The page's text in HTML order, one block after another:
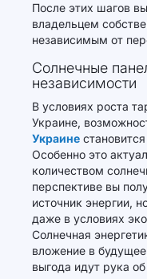
После этих шагов
владельцем
независимым от
Солнечные
независимости
В условиях роста
Украине,
Украине
Особенно это
количеством
перспективе вы
источник энергии,
даже в условиях
Солнечная
вложение в
выгода идут рука